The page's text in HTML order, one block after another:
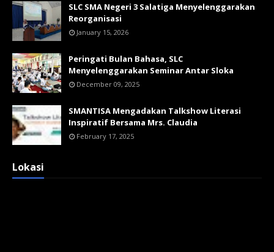
SLC SMA Negeri 3 Salatiga Menyelenggarakan
Reorganisasi
January 15, 2026
Peringati Bulan Bahasa, SLC
Menyelenggarakan Seminar Antar Sloka
December 09, 2025
SMANTISA Mengadakan Talkshow Literasi
Inspiratif Bersama Mrs. Claudia
February 17, 2025
Lokasi